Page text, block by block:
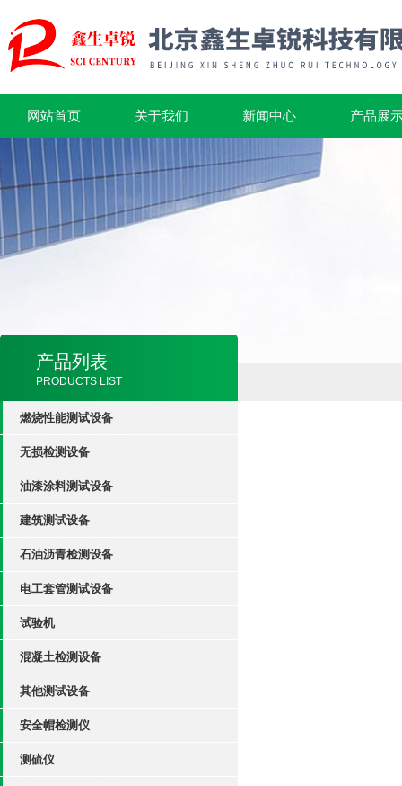
网站首页 关于我们 新闻中心 产品展
产品列表
PRODUCTS LIST
燃烧性能测试设备
无损检测设备
油漆涂料测试设备
建筑测试设备
石油沥青检测设备
电工套管测试设备
试验机
混凝土检测设备
其他测试设备
安全帽检测仪
测硫仪